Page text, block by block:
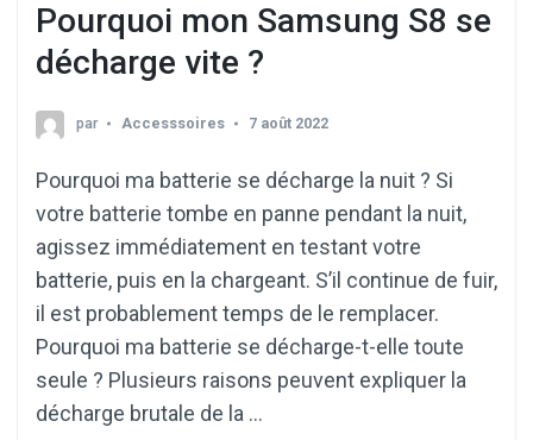
Pourquoi mon Samsung S8 se
décharge vite ?
par Accesssoires 7 août 2022
Pourquoi ma batterie se décharge la nuit ? Si
votre batterie tombe en panne pendant la nuit,
agissez immédiatement en testant votre
batterie, puis en la chargeant. S’il continue de fuir,
il est probablement temps de le remplacer.
Pourquoi ma batterie se décharge-t-elle toute
seule ? Plusieurs raisons peuvent expliquer la
décharge brutale de la …